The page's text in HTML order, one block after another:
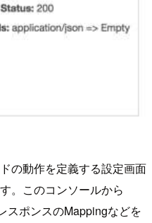
の動作を定義する設定画面
。このコンソールから
スポンスのMappingなどを